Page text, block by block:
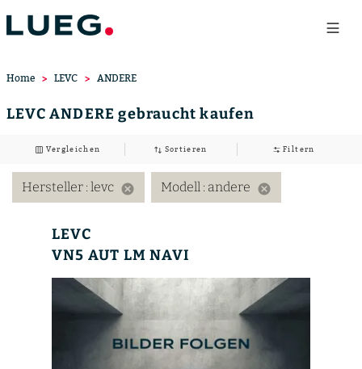
Home LEVC ANDERE
LEVC ANDERE gebraucht kaufen
Vergleichen Sortieren Filtern
Hersteller : levc cancel Modell : andere cancel
LEVC
VN5 AUT LM NAVI